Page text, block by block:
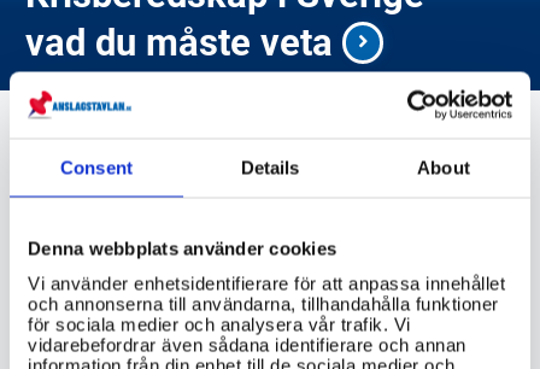
Consent Details About
Denna webbplats använder cookies
Vi använder enhetsidentifierare för att anpassa innehållet
och annonserna till användarna, tillhandahålla funktioner
för sociala medier och analysera vår trafik. Vi
vidarebefordrar även sådana identifierare och annan
information från din enhet till de sociala medier och
vad du måste veta
kriminalvarden.se
VIKTIG INFORMATION